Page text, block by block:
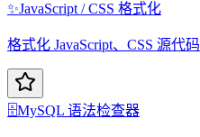
✨JavaScript / CSS 格式化
格式化 JavaScript、CSS 源代码
🗄️MySQL 语法检查器